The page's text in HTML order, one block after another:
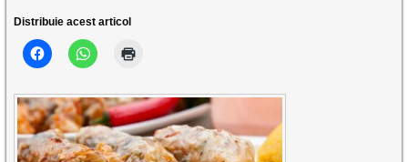
Distribuie acest articol